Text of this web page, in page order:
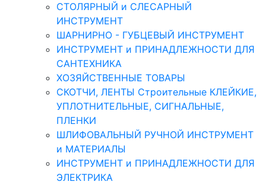
СТОЛЯРНЫЙ и СЛЕСАРНЫЙ
ИНСТРУМЕНТ
ШАРНИРНО - ГУБЦЕВЫЙ ИНСТРУМЕНТ
ИНСТРУМЕНТ и ПРИНАДЛЕЖНОСТИ ДЛЯ
САНТЕХНИКА
ХОЗЯЙСТВЕННЫЕ ТОВАРЫ
СКОТЧИ, ЛЕНТЫ Строительные КЛЕЙКИЕ,
УПЛОТНИТЕЛЬНЫЕ, СИГНАЛЬНЫЕ,
ПЛЕНКИ
ШЛИФОВАЛЬНЫЙ РУЧНОЙ ИНСТРУМЕНТ
и МАТЕРИАЛЫ
ИНСТРУМЕНТ и ПРИНАДЛЕЖНОСТИ ДЛЯ
ЭЛЕКТРИКА